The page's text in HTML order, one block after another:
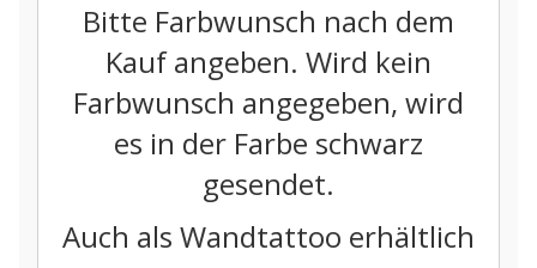
Bitte Farbwunsch nach dem
Kauf angeben. Wird kein
Farbwunsch angegeben, wird
es in der Farbe schwarz
gesendet.
Auch als Wandtattoo erhältlich